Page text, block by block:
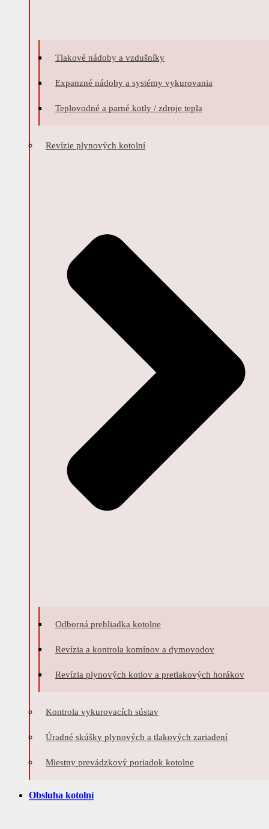
Tlakové nádoby a vzdušníky
Expanzné nádoby a systémy vykurovania
Teplovodné a parné kotly / zdroje tepla
Revízie plynových kotolní
Odborná prehliadka kotolne
Revízia a kontrola komínov a dymovodov
Revízia plynových kotlov a pretlakových horákov
Kontrola vykurovacích sústav
Úradné skúšky plynových a tlakových zariadení
Miestny prevádzkový poriadok kotolne
Obsluha kotolní